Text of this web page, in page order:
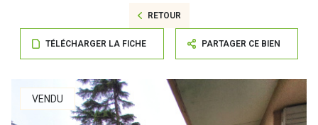
RETOUR
TÉLÉCHARGER LA FICHE PARTAGER CE BIEN
VENDU